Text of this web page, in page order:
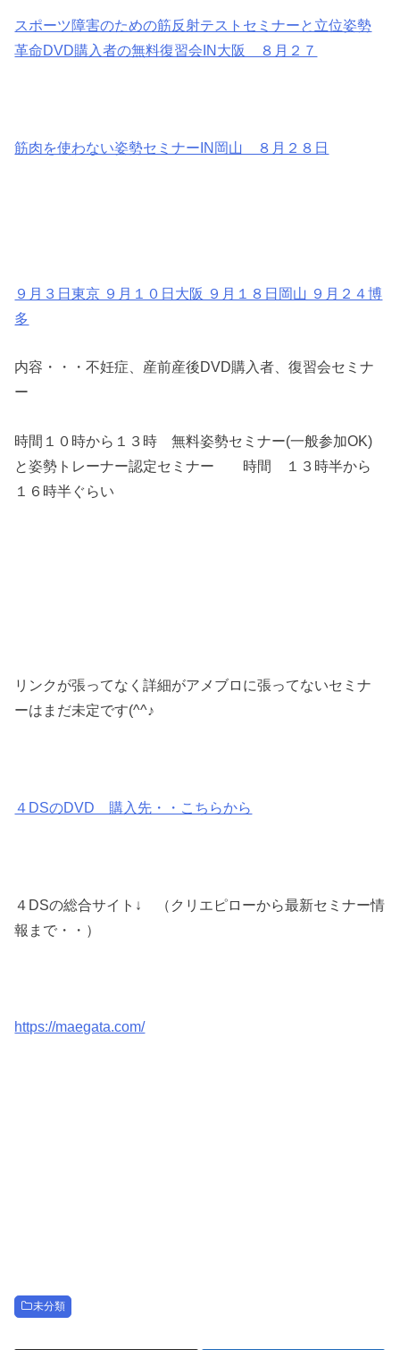
スポーツ障害のための筋反射テストセミナーと立位姿勢
革命DVD購入者の無料復習会IN大阪 ８月２７
筋肉を使わない姿勢セミナーIN岡山 ８月２８日
９月３日東京 ９月１０日大阪 ９月１８日岡山 ９月２４博
多
内容・・・不妊症、産前産後DVD購入者、復習会セミナ
ー
時間１０時から１３時 無料姿勢セミナー(一般参加OK)
と姿勢トレーナー認定セミナー 時間 １３時半から
１６時半ぐらい
リンクが張ってなく詳細がアメブロに張ってないセミナ
ーはまだ未定です(^^♪
４DSのDVD 購入先・・こちらから
４DSの総合サイト↓ （クリエピローから最新セミナー情
報まで・・）
https://maegata.com/
未分類